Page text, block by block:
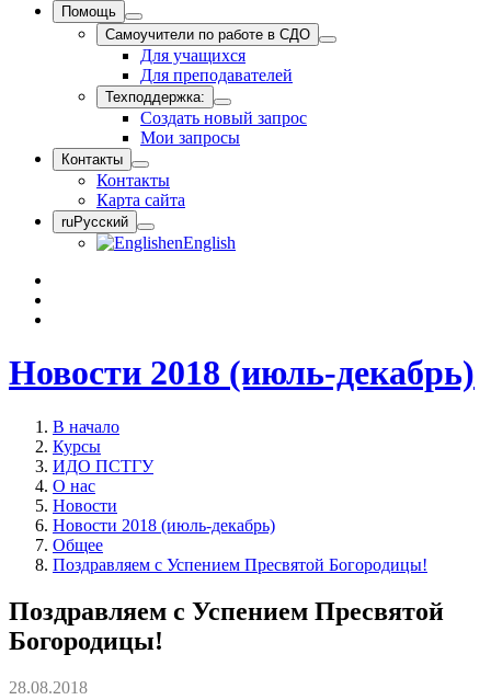
Помощь
Самоучители по работе в СДО
Для учащихся
Для преподавателей
Техподдержка:
Создать новый запрос
Мои запросы
Контакты
Контакты
Карта сайта
ruРусский
enEnglish
Новости 2018 (июль-декабрь)
В начало
Курсы
ИДО ПСТГУ
О нас
Новости
Новости 2018 (июль-декабрь)
Общее
Поздравляем с Успением Пресвятой Богородицы!
Поздравляем с Успением Пресвятой
Богородицы!
28.08.2018